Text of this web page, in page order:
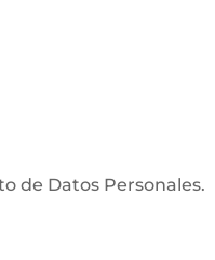
de Datos Personales.